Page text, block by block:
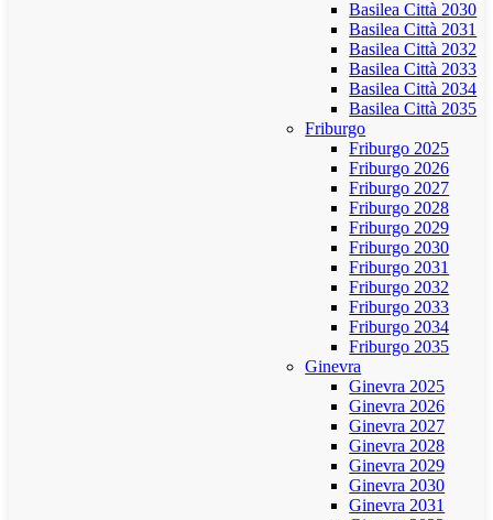
Basilea Città 2030
Basilea Città 2031
Basilea Città 2032
Basilea Città 2033
Basilea Città 2034
Basilea Città 2035
Friburgo
Friburgo 2025
Friburgo 2026
Friburgo 2027
Friburgo 2028
Friburgo 2029
Friburgo 2030
Friburgo 2031
Friburgo 2032
Friburgo 2033
Friburgo 2034
Friburgo 2035
Ginevra
Ginevra 2025
Ginevra 2026
Ginevra 2027
Ginevra 2028
Ginevra 2029
Ginevra 2030
Ginevra 2031